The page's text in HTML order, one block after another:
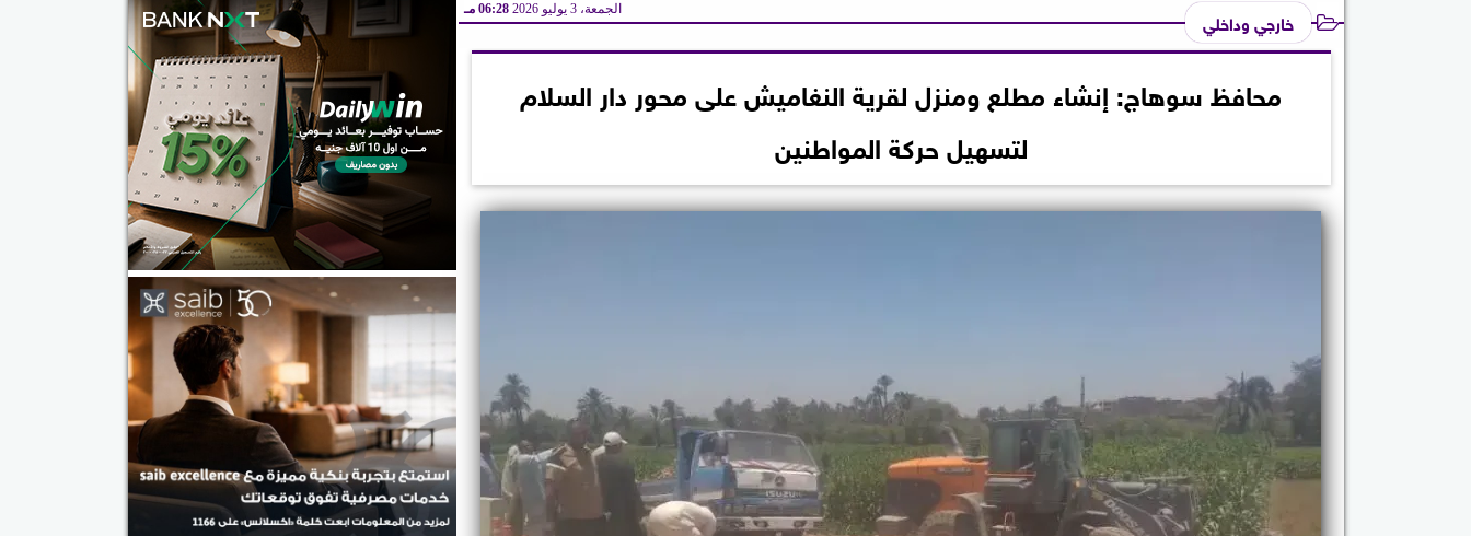
خارجي وداخلي الجمعة، 3 يوليو 2026 06:28 مـ
محافظ سوهاج: إنشاء مطلع ومنزل لقرية النغاميش على محور دار السلام
لتسهيل حركة المواطنين